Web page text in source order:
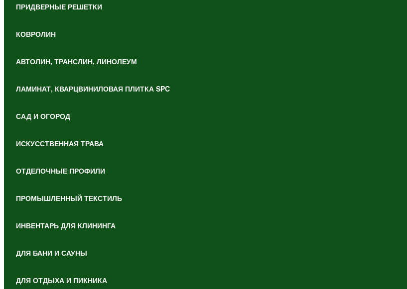
ПРИДВЕРНЫЕ РЕШЕТКИ
КОВРОЛИН
АВТОЛИН, ТРАНСЛИН, ЛИНОЛЕУМ
ЛАМИНАТ, КВАРЦВИНИЛОВАЯ ПЛИТКА SPC
САД И ОГОРОД
ИСКУССТВЕННАЯ ТРАВА
ОТДЕЛОЧНЫЕ ПРОФИЛИ
ПРОМЫШЛЕННЫЙ ТЕКСТИЛЬ
ИНВЕНТАРЬ ДЛЯ КЛИНИНГА
ДЛЯ БАНИ И САУНЫ
ДЛЯ ОТДЫХА И ПИКНИКА